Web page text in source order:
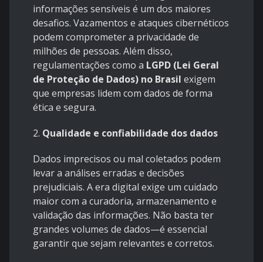
informações sensíveis é um dos maiores
desafios. Vazamentos e ataques cibernéticos
podem comprometer a privacidade de
milhões de pessoas. Além disso,
regulamentações como a LGPD (Lei Geral
de Proteção de Dados) no Brasil exigem
que empresas lidem com dados de forma
ética e segura.
2. Qualidade e confiabilidade dos dados
Dados imprecisos ou mal coletados podem
levar a análises erradas e decisões
prejudiciais. A era digital exige um cuidado
maior com a curadoria, armazenamento e
validação das informações. Não basta ter
grandes volumes de dados—é essencial
garantir que sejam relevantes e corretos.